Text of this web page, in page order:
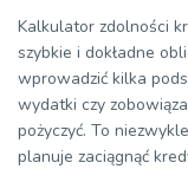
Kalkulator zdolności
szybkie i dokładne
wprowadzić kilka
wydatki czy
pożyczyć. To
planuje zaciągnąć